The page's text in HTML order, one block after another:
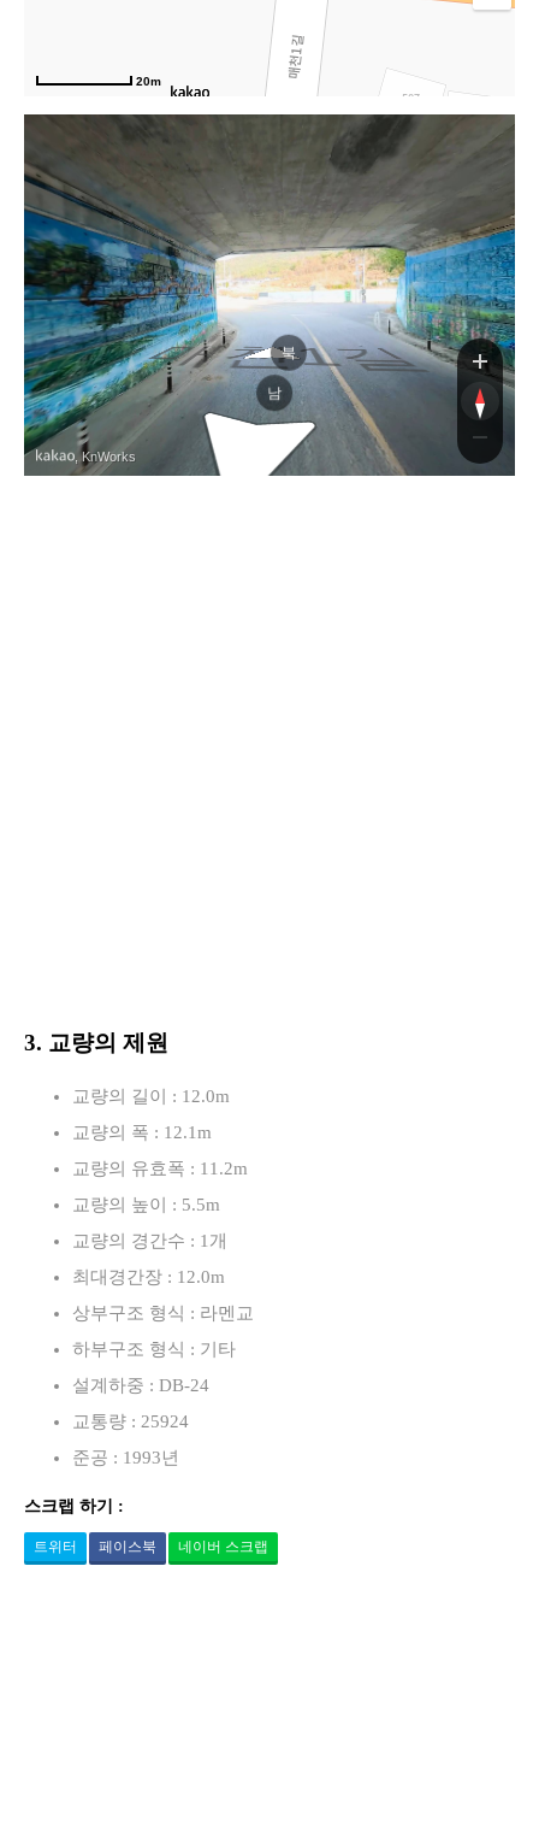
20m
매천1길
매천1길
북
남
, KnWorks
3. 교량의 제원
교량의 길이 : 12.0m
교량의 폭 : 12.1m
교량의 유효폭 : 11.2m
교량의 높이 : 5.5m
교량의 경간수 : 1개
최대경간장 : 12.0m
상부구조 형식 : 라멘교
하부구조 형식 : 기타
설계하중 : DB-24
교통량 : 25924
준공 : 1993년
스크랩 하기 :
트위터 페이스북 네이버 스크랩